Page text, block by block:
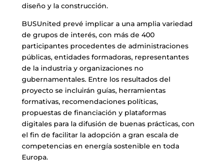
diseño y la construcción.
BUSUnited prevé implicar a una amplia variedad
de grupos de interés, con más de 400
participantes procedentes de administraciones
públicas, entidades formadoras, representantes
de la industria y organizaciones no
gubernamentales. Entre los resultados del
proyecto se incluirán guías, herramientas
formativas, recomendaciones políticas,
propuestas de financiación y plataformas
digitales para la difusión de buenas prácticas, con
el fin de facilitar la adopción a gran escala de
competencias en energía sostenible en toda
Europa.